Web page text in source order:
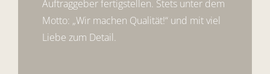
Auftraggeber fertigstellen. Stets unter dem
Motto: „Wir machen Qualität!“ und mit viel
Liebe zum Detail.